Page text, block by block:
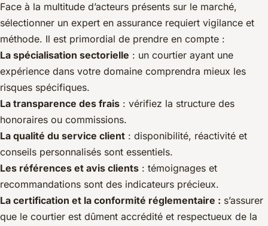
Face à la multitude d’acteurs présents sur le marché,
sélectionner un expert en assurance requiert vigilance et
méthode. Il est primordial de prendre en compte :
La spécialisation sectorielle : un courtier ayant une
expérience dans votre domaine comprendra mieux les
risques spécifiques.
La transparence des frais : vérifiez la structure des
honoraires ou commissions.
La qualité du service client : disponibilité, réactivité et
conseils personnalisés sont essentiels.
Les références et avis clients : témoignages et
recommandations sont des indicateurs précieux.
La certification et la conformité réglementaire : s’assurer
que le courtier est dûment accrédité et respectueux de la